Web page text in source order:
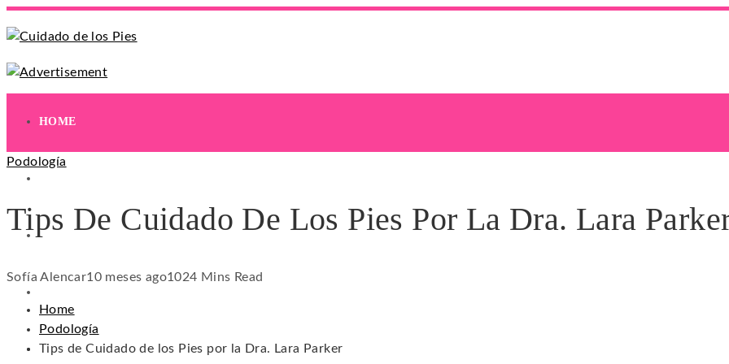
HOME
HIDRATACIÓN
REMEDIOS NATURALES
Podología
Tips De Cuidado De Los Pies Por La Dra. Lara
Sofía Alencar10 meses ago1024 Mins Read
Home
Podología
Tips de Cuidado de los Pies por la Dra. Lara Parker